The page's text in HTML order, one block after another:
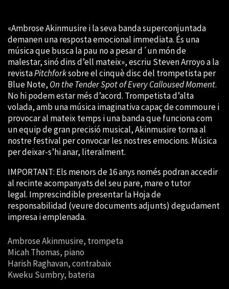
«Ambrose Akinmusire i la seva banda superconjuntada
demanen una resposta emocional immediata. És una
música que busca la pau no a pesar d´un món de
malestar, sinó dins d’ell mateix», escriu Steven Arroyo a la
revistaPitchforksobre el cinquè disc del trompetista per
Blue Note, On the Tender Spot of Every Calloused Moment.
No hi podem estar més d’acord. Trompetista d’alta
volada, amb una música imaginativa capaç de commoure i
provocar al mateix temps i una banda que funciona com
un equip de gran precisió musical, Akinmusire torna al
nostre festival per convocar les nostres emocions. Música
per deixar-s’hi anar, literalment.
IMPORTANT: Els menors de 16 anys només podran accedir
al recinte acompanyats del seu pare, mare o tutor
legal. Imprescindible presentar la Hoja de
responsabilidad (veure documents adjunts) degudament
impresa i emplenada.
Ambrose Akinmusire, trompeta
Micah Thomas, piano
Harish Raghavan, contrabaix
Kweku Sumbry, bateria